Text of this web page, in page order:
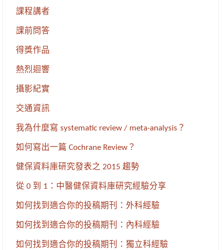
課程講者
課前問答
得獎作品
熱烈迴響
攝影紀實
交通資訊
我為什麼寫 systematic review / meta-analysis？
如何寫出一篇 Cochrane Review？
健保資料庫研究發表之 2015 趨勢
從 0 到 1：中醫健保資料庫研究經驗分享
如何找到適合你的投稿期刊：外科經驗
如何找到適合你的投稿期刊：內科經驗
如何找到適合你的投稿期刊：獨立科經驗